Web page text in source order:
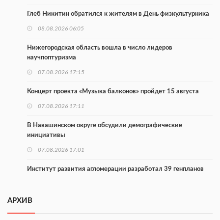
Глеб Никитин обратился к жителям в День физкультурника
08.08.2026 06:05
Нижегородская область вошла в число лидеров
научпоптуризма
07.08.2026 17:15
Концерт проекта «Музыка балконов» пройдет 15 августа
07.08.2026 17:11
В Навашинском округе обсудили демографические
инициативы
07.08.2026 17:01
Институт развития агломерации разработал 39 генпланов
С 8 августа изменят схему движения на въезде в Нижний
Новгород
АРХИВ